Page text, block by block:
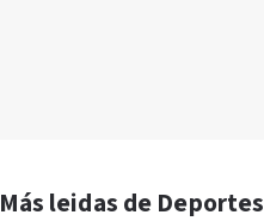
Más leidas de Deportes